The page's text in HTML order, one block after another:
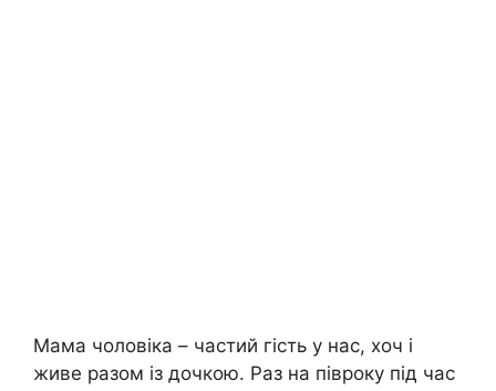
Мама чоловіка – частий гість у нас, хоч і
живе разом із дочкою. Раз на півроку під час